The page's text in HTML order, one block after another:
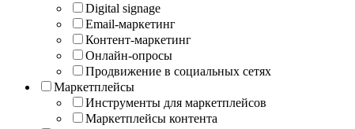
Digital signage
Email-маркетинг
Контент-маркетинг
Онлайн-опросы
Продвижение в социальных сетях
Маркетплейсы
Инструменты для маркетплейсов
Маркетплейсы контента